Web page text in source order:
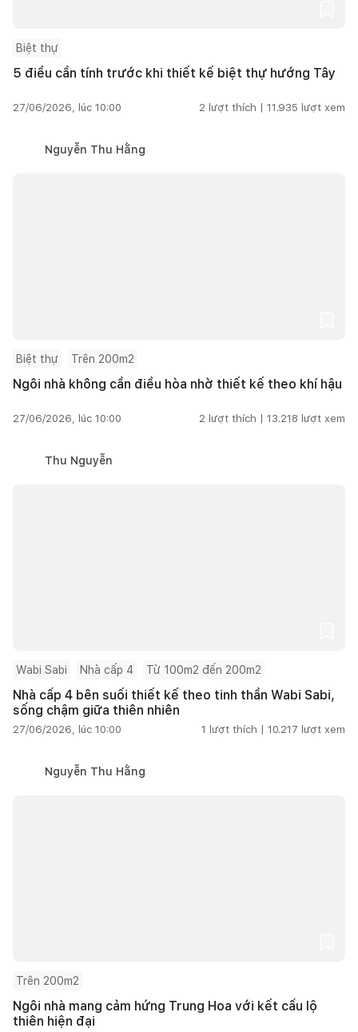
Biệt thự
5 điều cần tính trước khi thiết kế biệt thự hướng Tây
27/06/2026, lúc 10:00 2 lượt thích | 11.935 lượt xem
Nguyễn Thu Hằng
Biệt thự Trên 200m2
Ngôi nhà không cần điều hòa nhờ thiết kế theo khí hậu
27/06/2026, lúc 10:00 2 lượt thích | 13.218 lượt xem
Thu Nguyễn
Wabi Sabi Nhà cấp 4 Từ 100m2 đến 200m2
Nhà cấp 4 bên suối thiết kế theo tinh thần Wabi Sabi,
sống chậm giữa thiên nhiên
27/06/2026, lúc 10:00 1 lượt thích | 10.217 lượt xem
Nguyễn Thu Hằng
Trên 200m2
Ngôi nhà mang cảm hứng Trung Hoa với kết cấu lộ
thiên hiện đại